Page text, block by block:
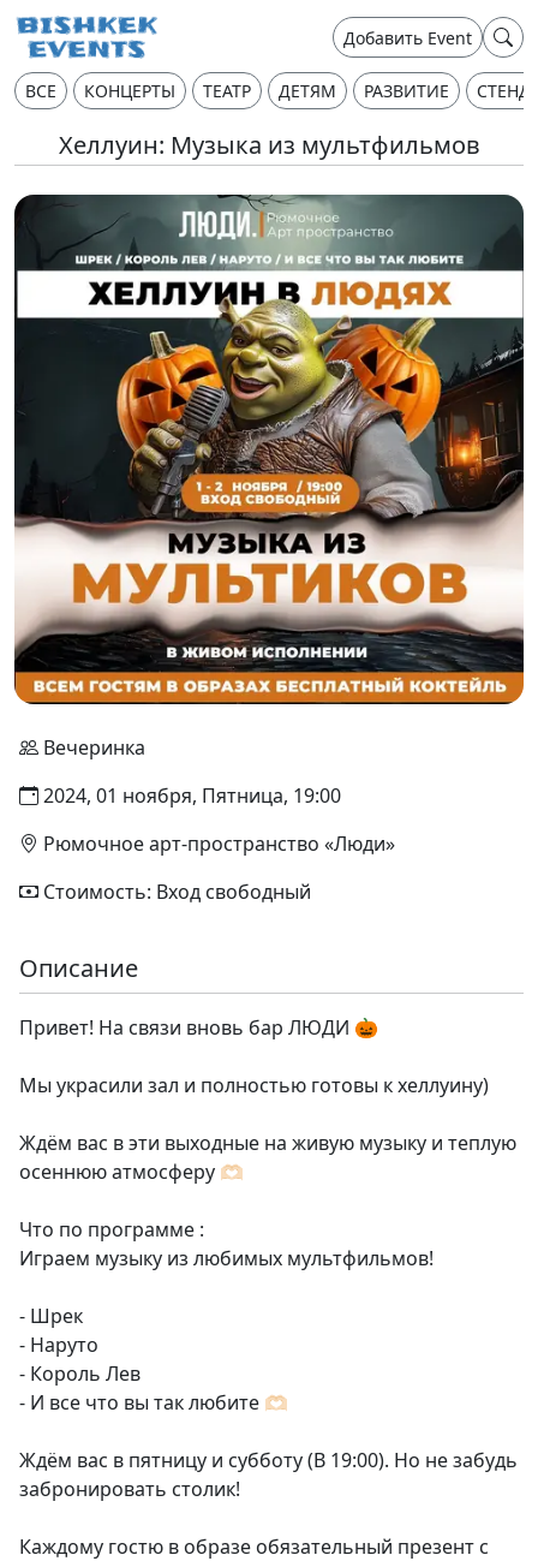
Добавить Event
ВСЕ КОНЦЕРТЫ ТЕАТР ДЕТЯМ РАЗВИТИЕ
Хеллуин: Музыка из мультфильмов
Вечеринка
2024, 01 ноября, Пятница, 19:00
Рюмочное арт-пространство «Люди»
Стоимость: Вход свободный
Описание
Привет! На связи вновь бар ЛЮДИ 🎃
Мы украсили зал и полностью готовы к хеллуину)
Ждём вас в эти выходные на живую музыку и теплую
осеннюю атмосферу 🫶🏻
Что по программе :
Играем музыку из любимых мультфильмов!
- Шрек
- Наруто
- Король Лев
- И все что вы так любите 🫶🏻
Ждём вас в пятницу и субботу (В 19:00). Но не забудь
забронировать столик!
Каждому гостю в образе обязательный презент с